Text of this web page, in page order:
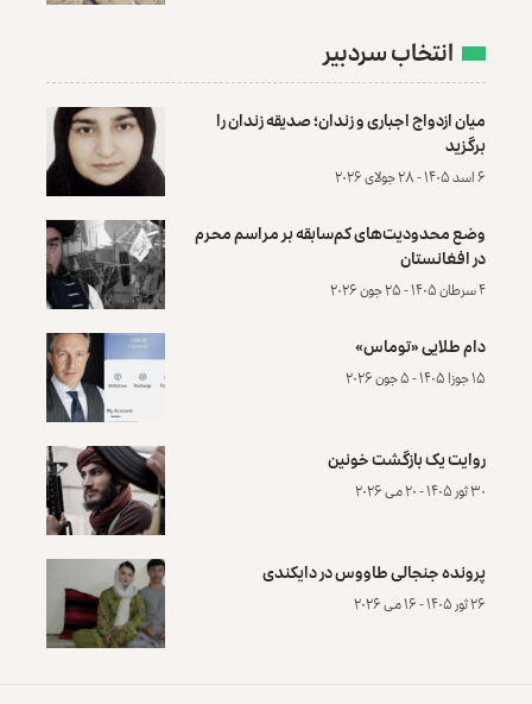
انتخاب سردبیر
میان ازدواج اجباری و زندان؛ صدیقه زندان را
برگزید
۶ اسد ۱۴۰۵ - ۲۸ جولای ۲۰۲۶
وضع محدودیت‌های کم‌سابقه بر مراسم محرم
در افغانستان
۴ سرطان ۱۴۰۵ - ۲۵ جون ۲۰۲۶
دام طلایی «توماس»
۱۵ جوزا ۱۴۰۵ - ۵ جون ۲۰۲۶
روایت یک بازگشت خونین
۳۰ ثور ۱۴۰۵ - ۲۰ می ۲۰۲۶
پرونده‌ جنجالی طاووس در دایکندی
۲۶ ثور ۱۴۰۵ - ۱۶ می ۲۰۲۶